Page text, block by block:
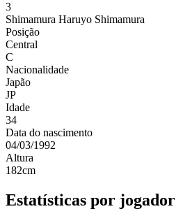
3
Shimamura Haruyo Shimamura
Posição
Central
C
Nacionalidade
Japão
JP
Idade
34
Data do nascimento
04/03/1992
Altura
182cm
Estatísticas por jogador